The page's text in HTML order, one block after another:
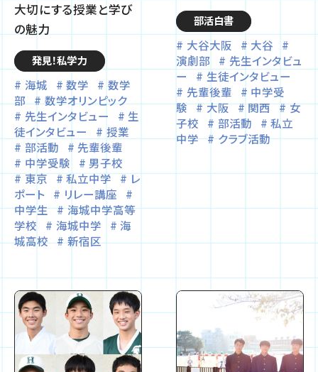
大切にする授業と学び
の魅力
発見！私学力
海城 数学
数学
部
数学オリンピック
先生インタビュー
生
徒インタビュー
授業
部活動
先輩後輩
中学受験
男子校
東京
私立中学
レ
ポート
リレー講座
中学生
海城中学高等
学校
海城中学
海
城高校
新宿区
部活白書
大谷大阪
大谷
演劇部
先生インタビュ
ー
生徒インタビュー
先輩後輩
中学受
験
大阪 関西
女
子校
部活動
私立
中学
クラブ活動